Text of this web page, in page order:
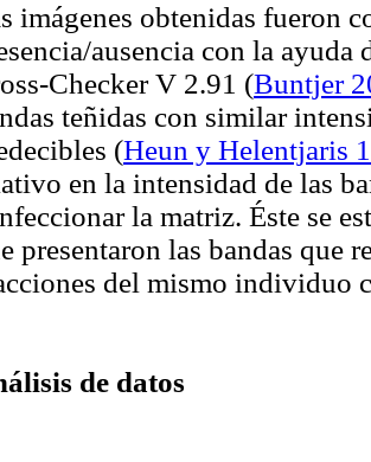
imágenes obtenidas fueron
ausencia con la ayuda
Checker V 2.91 (Buntjer
teñidas con similar
(Heun y Helentjaris
en la intensidad de las
la matriz. Éste se
presentaron las bandas que
del mismo individuo
de datos